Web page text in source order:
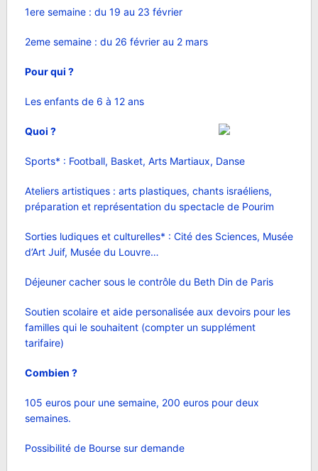
1ere semaine : du 19 au 23 février
2eme semaine : du 26 février au 2 mars
Pour qui ?
Les enfants de 6 à 12 ans
Quoi ?
Sports* : Football, Basket, Arts Martiaux, Danse
Ateliers artistiques : arts plastiques, chants israéliens,
préparation et représentation du spectacle de Pourim
Sorties ludiques et culturelles* : Cité des Sciences, Musée
d’Art Juif, Musée du Louvre…
Déjeuner cacher sous le contrôle du Beth Din de Paris
Soutien scolaire et aide personalisée aux devoirs pour les
familles qui le souhaitent (compter un supplément
tarifaire)
Combien ?
105 euros pour une semaine, 200 euros pour deux
semaines.
Possibilité de Bourse sur demande